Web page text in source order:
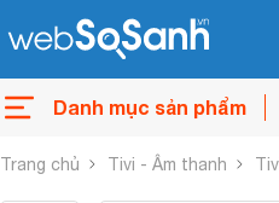
Danh mục sản phẩm
Trang chủ Tivi - Âm thanh